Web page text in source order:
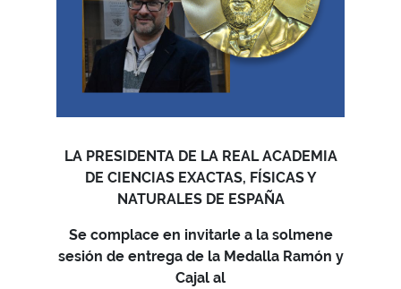
LA PRESIDENTA DE LA REAL ACADEMIA
DE CIENCIAS EXACTAS, FÍSICAS Y
NATURALES DE ESPAÑA
Se complace en invitarle a la solmene
sesión de entrega de la Medalla Ramón y
Cajal al